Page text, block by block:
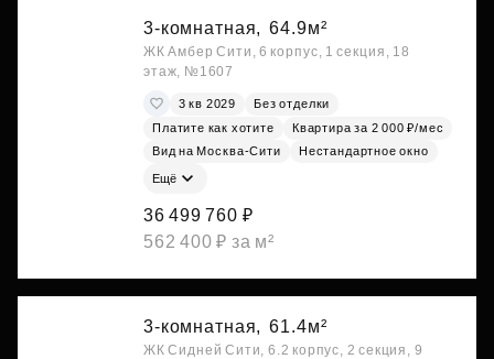
3-комнатная, 64.9м²
ЖК Амбер Сити, 6 корпус, 1 секция, 18
этаж, №1607
3 кв 2029
Без отделки
Платите как хотите
Квартира за 2 000 ₽/мес
Вид на Москва-Сити
Нестандартное окно
Ещё
36 499 760 ₽
562 400 ₽ за м²
3-комнатная, 61.4м²
ЖК Сидней Сити, 6.2 корпус, 2 секция, 9